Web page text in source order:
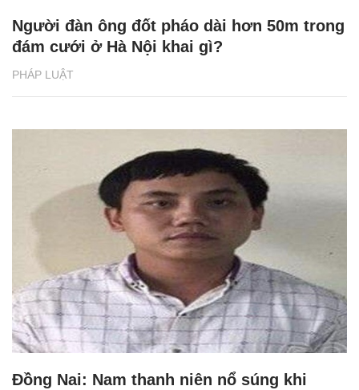
PHÁP LUẬT
Người đàn ông đốt pháo dài hơn 50m trong
đám cưới ở Hà Nội khai gì?
Đồng Nai: Nam thanh niên nổ súng khi